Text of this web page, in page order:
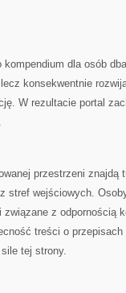
dla osób
konsekwentnie
W rezultacie portal
przestrzeni znajdą
stref wejściowych.
z odpornością
treści o przepisach
tej strony.